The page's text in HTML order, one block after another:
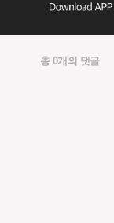
총 0개의 댓글